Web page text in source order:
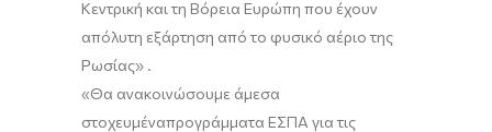
Κεντρική και τη Βόρεια Ευρώπη που έχουν
απόλυτη εξάρτηση από το φυσικό αέριο της
Ρωσίας» .
«Θα ανακοινώσουμε άμεσα
στοχευμέναπρογράμματα ΕΣΠΑ για τις